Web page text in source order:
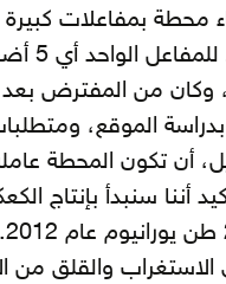
محطة بمفاعلات
1100
وكان من المفترض
الموقع،
أننا سنبدأ بإنتاج
الاستغراب والقلق من